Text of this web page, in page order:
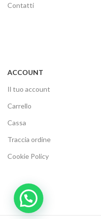
Contatti
ACCOUNT
Il tuo account
Carrello
Cassa
Traccia ordine
Cookie Policy